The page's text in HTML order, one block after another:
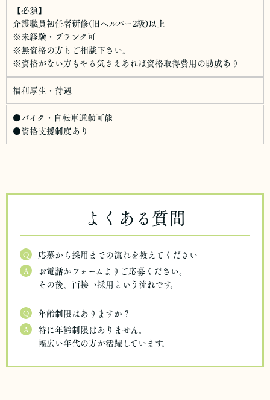
【必須】
介護職員初任者研修(旧ヘルパー2級)以上
※未経験・ブランク可
※無資格の方もご相談下さい。
※資格がない方もやる気さえあれば資格取得費用の助成あり
福利厚生・待遇
●バイク・自転車通勤可能
●資格支援制度あり
よくある質問
Q 応募から採用までの流れを教えてください
A
お電話かフォームよりご応募ください。
その後、面接→採用という流れです。
Q 年齢制限はありますか？
A
特に年齢制限はありません。
幅広い年代の方が活躍しています。